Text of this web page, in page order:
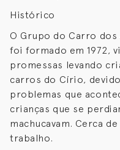
Histórico
O Grupo do Carro dos
foi formado em 1972,
promessas levando
carros do Círio,
problemas que
crianças que se
machucavam. Cerca
trabalho.